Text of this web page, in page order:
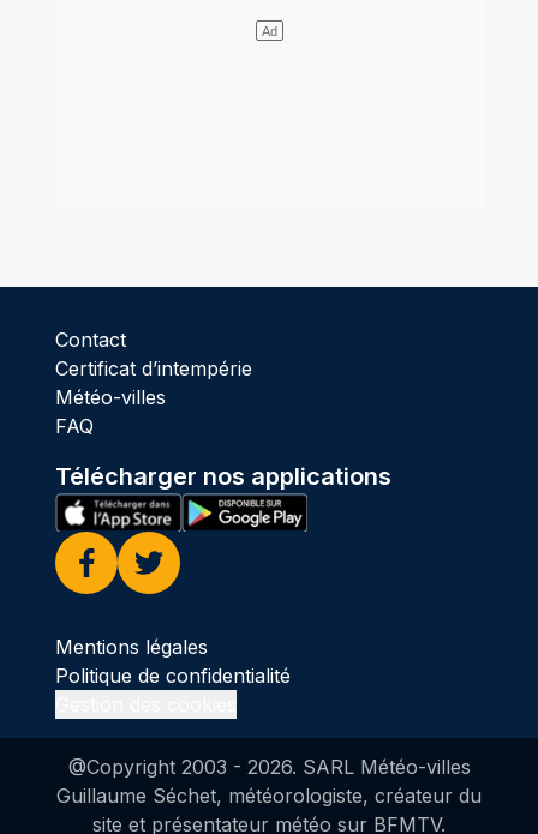
Contact
Certificat d’intempérie
Météo-villes
FAQ
Télécharger nos applications
Facebook
Twitter
Mentions légales
Politique de confidentialité
@Copyright 2003 - 2026. SARL Météo-villes
Guillaume Séchet, météorologiste, créateur du
site et présentateur météo sur BFMTV.